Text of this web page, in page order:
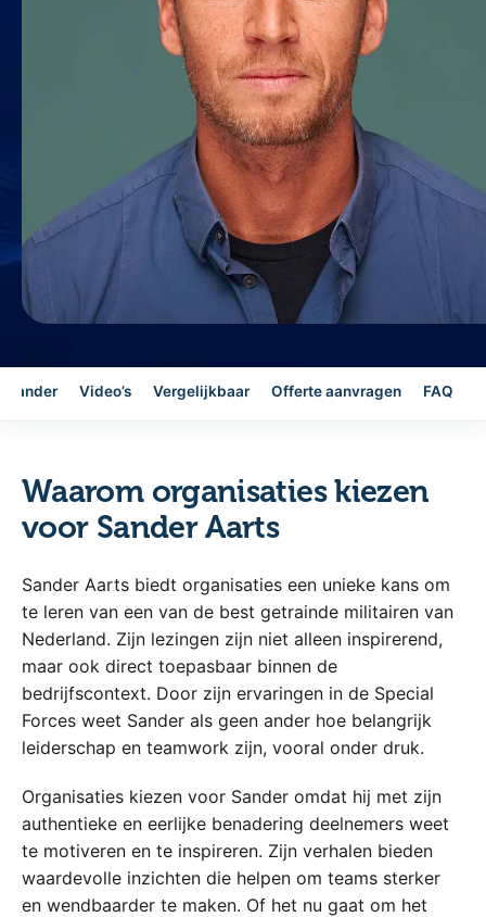
Sander Video’s Vergelijkbaar Offerte aanvragen FAQ
Waarom organisaties kiezen
voor Sander Aarts
Sander Aarts biedt organisaties een unieke kans om
te leren van een van de best getrainde militairen van
Nederland. Zijn lezingen zijn niet alleen inspirerend,
maar ook direct toepasbaar binnen de
bedrijfscontext. Door zijn ervaringen in de Special
Forces weet Sander als geen ander hoe belangrijk
leiderschap en teamwork zijn, vooral onder druk.
Organisaties kiezen voor Sander omdat hij met zijn
authentieke en eerlijke benadering deelnemers weet
te motiveren en te inspireren. Zijn verhalen bieden
waardevolle inzichten die helpen om teams sterker
en wendbaarder te maken. Of het nu gaat om het